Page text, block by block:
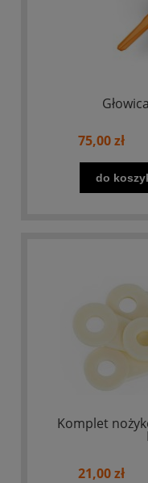
75,00 zł
do
Komplet
21,00 zł